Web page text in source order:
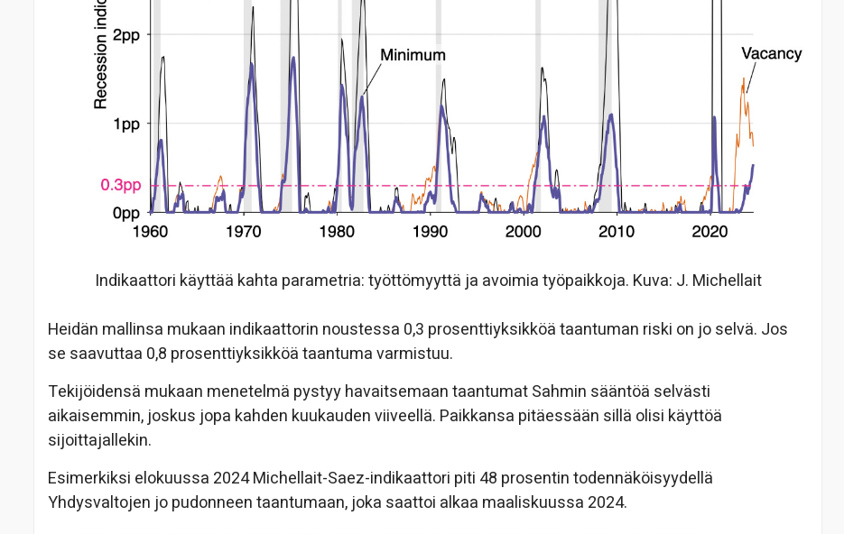
Indikaattori käyttää kahta parametria: työttömyyttä ja avoimia työpaikkoja. Kuva: J. Michellait
Heidän mallinsa mukaan indikaattorin noustessa 0,3 prosenttiyksikköä taantuman riski on jo selvä. Jos
se saavuttaa 0,8 prosenttiyksikköä taantuma varmistuu.
Tekijöidensä mukaan menetelmä pystyy havaitsemaan taantumat Sahmin sääntöä selvästi
aikaisemmin, joskus jopa kahden kuukauden viiveellä. Paikkansa pitäessään sillä olisi käyttöä
sijoittajallekin.
Esimerkiksi elokuussa 2024 Michellait-Saez-indikaattori piti 48 prosentin todennäköisyydellä
Yhdysvaltojen jo pudonneen taantumaan, joka saattoi alkaa maaliskuussa 2024.